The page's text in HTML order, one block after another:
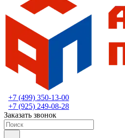
+7 (499) 350-13-00
+7 (925) 249-08-28
Заказать звонок